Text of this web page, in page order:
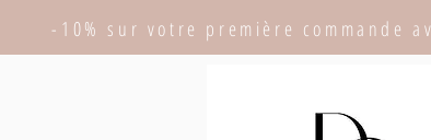
-10% sur votre première commande